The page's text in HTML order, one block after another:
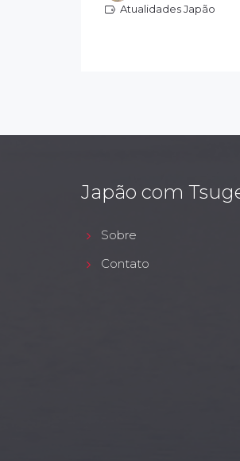
Atualidades Japão
Japão com
Sobre
Contato